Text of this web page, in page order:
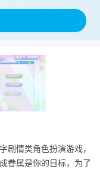
剧情类角色扮演游戏，
眷属是你的目标，为了